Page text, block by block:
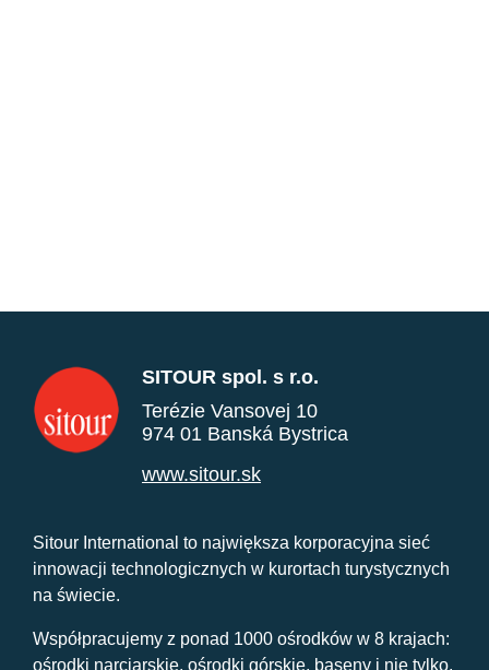
SITOUR spol. s r.o.
Terézie Vansovej 10
974 01 Banská Bystrica
www.sitour.sk
Sitour International to największa korporacyjna sieć
innowacji technologicznych w kurortach turystycznych
na świecie.
Współpracujemy z ponad 1000 ośrodków w 8 krajach:
ośrodki narciarskie, ośrodki górskie, baseny i nie tylko.